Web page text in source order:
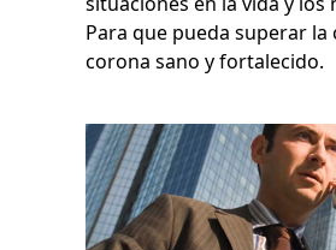
Para que pueda superar la
corona sano y fortalecido.